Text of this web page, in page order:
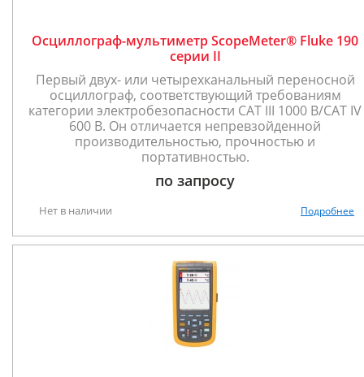
Осциллограф-мультиметр ScopeMeter® Fluke 190
серии II
Первый двух- или четырехканальный переносной
осциллограф, соответствующий требованиям
категории электробезопасности CAT III 1000 В/CAT IV
600 В. Он отличается непревзойденной
производительностью, прочностью и
портативностью.
по запросу
Нет в наличии Подробнее